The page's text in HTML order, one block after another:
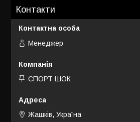
Контакти
Менеджер
СПОРТ ШОК
Жашків, Україна